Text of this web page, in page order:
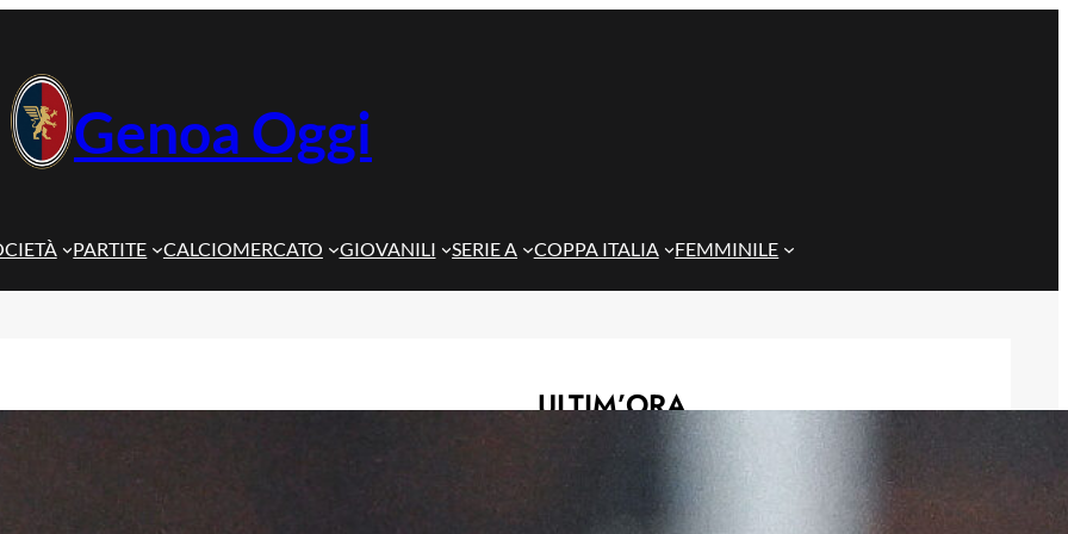
Genoa Oggi
PARTITE CALCIOMERCATO GIOVANILI SERIE A COPPA ITALIA FEMMINILE
ULTIM’ORA
Genoa, idea Dallinga per l’attacco: la
chiave è un’operazione tra Bologna e
Fiorentina